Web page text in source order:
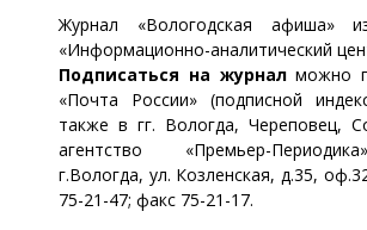
Журнал «Вологодская афиша»
«Информационно-аналитический
Подписаться на журналможно
«Почта России» (подписной
также в гг. Вологда, Череповец,
агентство «Премьер-
г.Вологда, ул. Козленская, д.35,
75-21-47; факс 75-21-17.